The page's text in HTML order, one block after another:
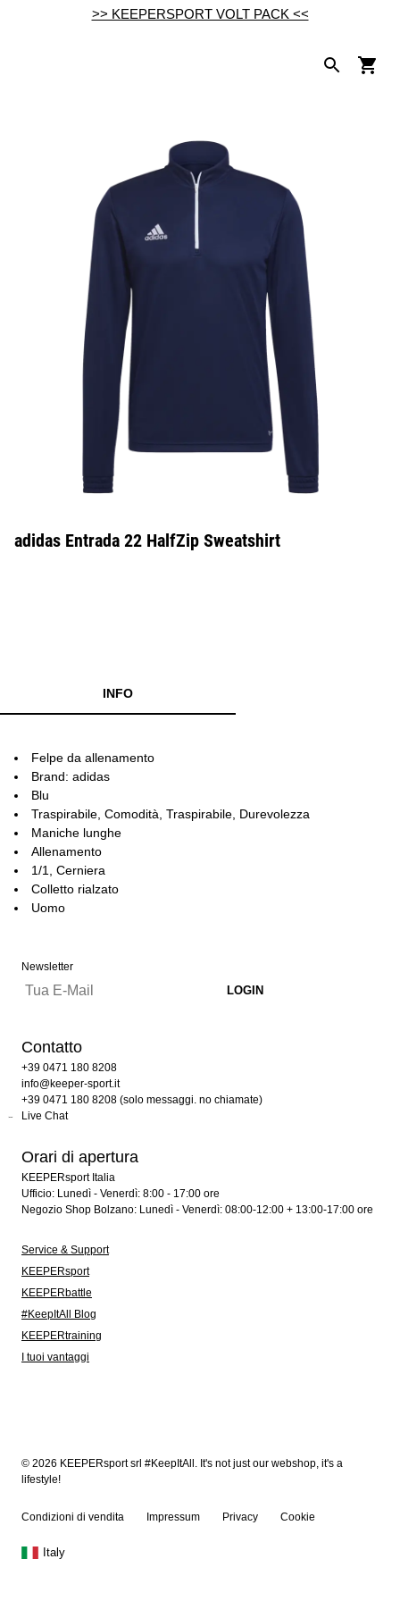
>> KEEPERSPORT VOLT PACK <<
adidas Entrada 22 HalfZip Sweatshirt
INFO
Felpe da allenamento
Brand: adidas
Blu
Traspirabile, Comodità, Traspirabile, Durevolezza
Maniche lunghe
Allenamento
1/1, Cerniera
Colletto rialzato
Uomo
Newsletter
Contatto
+39 0471 180 8208
info@keeper-sport.it
+39 0471 180 8208 (solo messaggi. no chiamate)
Live Chat
Orari di apertura
KEEPERsport Italia
Ufficio: Lunedì - Venerdì: 8:00 - 17:00 ore
Negozio Shop Bolzano: Lunedì - Venerdì: 08:00-12:00 + 13:00-17:00 ore
Service & Support
KEEPERsport
KEEPERbattle
#KeepItAll Blog
KEEPERtraining
I tuoi vantaggi
© 2026 KEEPERsport srl #KeepItAll. It's not just our webshop, it's a
lifestyle!
Condizioni di vendita Impressum Privacy Cookie
Italy